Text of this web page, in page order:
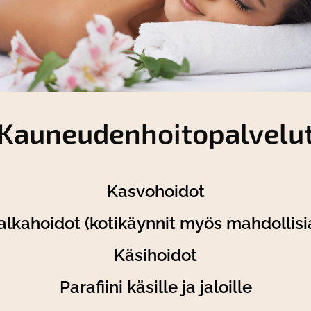
Kasvohoidot
(kotikäynnit myös
Käsihoidot
Parafiini käsille ja jaloille